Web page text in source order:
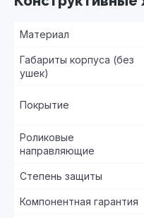
Материал
Габариты корпуса (без
ушек)
Покрытие
Роликовые
направляющие
Степень защиты
Компонентная гарантия